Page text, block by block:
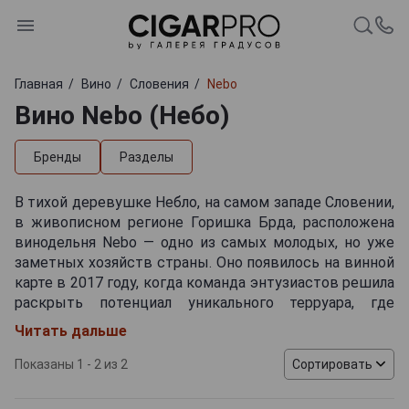
Главная Вино Словения Nebo
Вино Nebo (Небо)
Бренды Разделы
В тихой деревушке Небло, на самом западе Словении,
в живописном регионе Горишка Брда, расположена
винодельня Nebo — одно из самых молодых, но уже
заметных хозяйств страны. Оно появилось на винной
карте в 2017 году, когда команда энтузиастов решила
раскрыть потенциал уникального терруара, где
альпийская свежесть встречается с мягким
дыханием Адриатики. Виноградники занимают около
18 гектаров, многие из которых были недавно
засажены, что позволило виноделам гибко подбирать
Читать дальше
Показаны 1 - 2 из 2 Сортировать